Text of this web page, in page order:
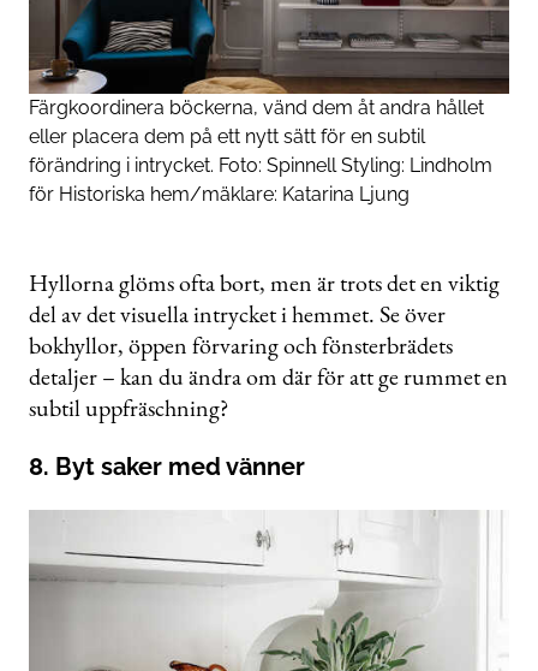
Färgkoordinera böckerna, vänd dem åt andra hållet
eller placera dem på ett nytt sätt för en subtil
förändring i intrycket. Foto: Spinnell Styling: Lindholm
för Historiska hem/mäklare: Katarina Ljung
Hyllorna glöms ofta bort, men är trots det en viktig
del av det visuella intrycket i hemmet. Se över
bokhyllor, öppen förvaring och fönsterbrädets
detaljer – kan du ändra om där för att ge rummet en
subtil uppfräschning?
8. Byt saker med vänner